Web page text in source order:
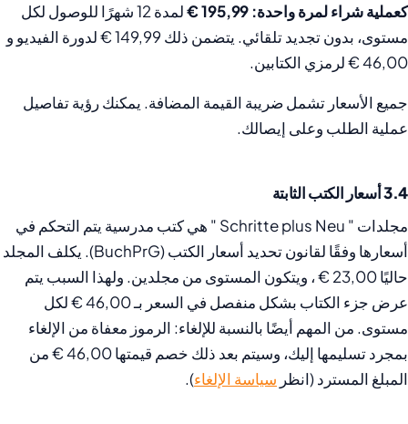
كعملية شراء لمرة واحدة: 195,99 €
لمدة 12 شهرًا للوصول لكل
مستوى، بدون تجديد تلقائي. يتضمن ذلك 149,99 € لدورة الفيديو و
46,00 € لرمزي الكتابين.
جميع الأسعار تشمل ضريبة القيمة المضافة. يمكنك رؤية تفاصيل
عملية الطلب وعلى إيصالك.
3.4 أسعار الكتب الثابتة
مجلدات " Schritte plus Neu " هي كتب مدرسية يتم التحكم في
أسعارها وفقًا لقانون تحديد أسعار الكتب (BuchPrG). يكلف المجلد
حاليًا 23,00 € ، ويتكون المستوى من مجلدين. ولهذا السبب يتم
عرض جزء الكتاب بشكل منفصل في السعر بـ 46,00 € لكل
مستوى. من المهم أيضًا بالنسبة للإلغاء: الرموز معفاة من الإلغاء
بمجرد تسليمها إليك، وسيتم بعد ذلك خصم قيمتها 46,00 € من
المبلغ المسترد (انظر سياسة الإلغاء).